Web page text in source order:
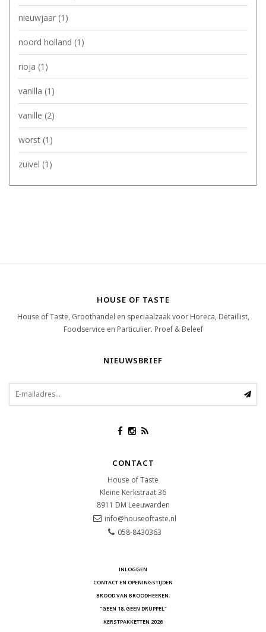
nieuwjaar (1)
noord holland (1)
rioja (1)
vanilla (1)
vanille (2)
worst (1)
zuivel (1)
HOUSE OF TASTE
House of Taste, Groothandel en speciaalzaak voor Horeca, Detaillist,
Foodservice en Particulier. Proef & Beleef
NIEUWSBRIEF
CONTACT
House of Taste
Kleine Kerkstraat 36
8911 DM Leeuwarden
info@houseoftaste.nl
058-8430363
INLOGGEN
CONTACT EN OPENINGSTIJDEN
BROOD VAN BROODHEEREN.
"GEEN 18, GEEN DRUPPEL"
KERSTPAKKETTEN 2026